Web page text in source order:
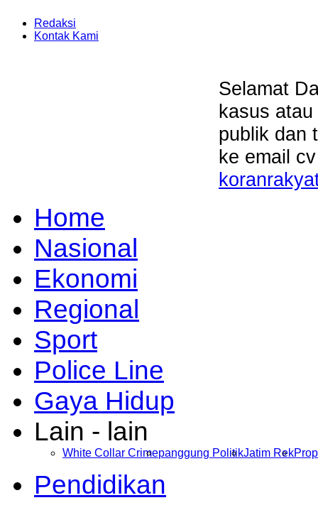
Redaksi
Kontak Kami
Selamat
kasus
publik dan
ke email
Home
Nasional
Ekonomi
Regional
Sport
Police Line
Gaya Hidup
Lain - lain
White Collar Crimepanggung PolitikJatim Rek
Pendidikan